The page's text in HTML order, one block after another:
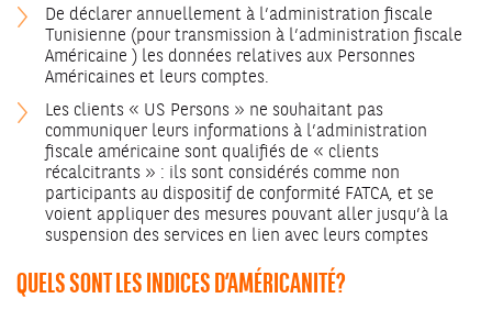
De déclarer annuellement à l’administration fiscale
Tunisienne (pour transmission à l’administration fiscale
Américaine ) les données relatives aux Personnes
Américaines et leurs comptes.
Les clients « US Persons » ne souhaitant pas
communiquer leurs informations à l’administration
fiscale américaine sont qualifiés de « clients
récalcitrants » : ils sont considérés comme non
participants au dispositif de conformité FATCA, et se
voient appliquer des mesures pouvant aller jusqu’à la
suspension des services en lien avec leurs comptes
QUELS SONT LES INDICES D’AMÉRICANITÉ?